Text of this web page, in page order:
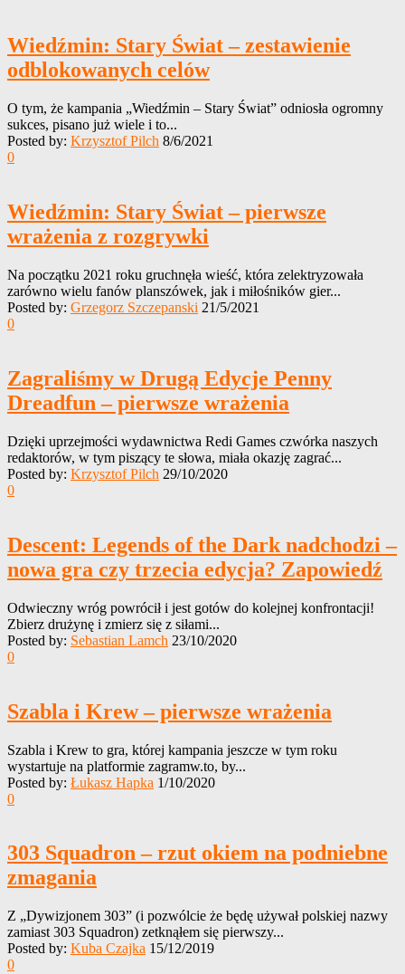
Wiedźmin: Stary Świat – zestawienie
odblokowanych celów
O tym, że kampania „Wiedźmin – Stary Świat” odniosła ogromny
sukces, pisano już wiele i to...
Posted by: Krzysztof Pilch 8/6/2021
0
Wiedźmin: Stary Świat – pierwsze
wrażenia z rozgrywki
Na początku 2021 roku gruchnęła wieść, która zelektryzowała
zarówno wielu fanów planszówek, jak i miłośników gier...
Posted by: Grzegorz Szczepanski 21/5/2021
0
Zagraliśmy w Drugą Edycje Penny
Dreadfun – pierwsze wrażenia
Dzięki uprzejmości wydawnictwa Redi Games czwórka naszych
redaktorów, w tym piszący te słowa, miała okazję zagrać...
Posted by: Krzysztof Pilch 29/10/2020
0
Descent: Legends of the Dark nadchodzi –
nowa gra czy trzecia edycja? Zapowiedź
Odwieczny wróg powrócił i jest gotów do kolejnej konfrontacji!
Zbierz drużynę i zmierz się z siłami...
Posted by: Sebastian Lamch 23/10/2020
0
Szabla i Krew – pierwsze wrażenia
Szabla i Krew to gra, której kampania jeszcze w tym roku
wystartuje na platformie zagramw.to, by...
Posted by: Łukasz Hapka 1/10/2020
0
303 Squadron – rzut okiem na podniebne
zmagania
Z „Dywizjonem 303” (i pozwólcie że będę używał polskiej nazwy
zamiast 303 Squadron) zetknąłem się pierwszy...
Posted by: Kuba Czajka 15/12/2019
0